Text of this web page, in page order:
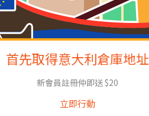
首先取得意大利倉庫地址
新會員註冊仲即送 $20
立即行動